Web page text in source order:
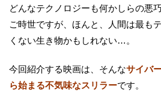
どんなテクノロジーも何かしらの悪
ご時世ですが、ほんと、人間は最も
くない生き物かもしれない…。
今回紹介する映画は、そんなサイバ
ら始まる不気味なスリラーです。